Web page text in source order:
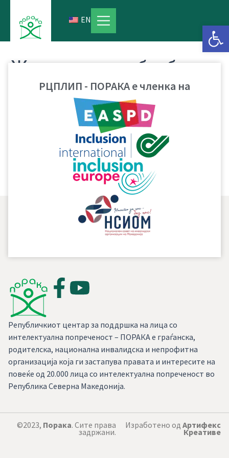
content
EN
Животот како безбедна
авантура
ПРЕВЗЕМИ
РЦПЛИП - ПОРАКА е членка на
Републичкиот центар за поддршка на лица со
интелектуална попреченост – ПОРАКА е граѓанска,
родителска, национална инвалидска и непрофитна
организација која ги застапува правата и интересите на
повеќе од 20.000 лица со интелектуална попреченост во
Република Северна Македонија.
©2023, Порака. Сите права
задржани.
Изработено од Артифекс
Креативе